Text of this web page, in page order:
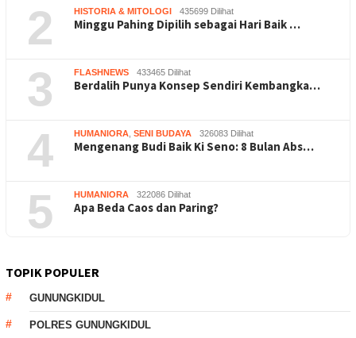
2 HISTORIA & MITOLOGI 435699 Dilihat
Minggu Pahing Dipilih sebagai Hari Baik …
3 FLASHNEWS 433465 Dilihat
Berdalih Punya Konsep Sendiri Kembangka…
4 HUMANIORA SENI BUDAYA 326083 Dilihat
Mengenang Budi Baik Ki Seno: 8 Bulan Abs…
5 HUMANIORA 322086 Dilihat
Apa Beda Caos dan Paring?
TOPIK POPULER
GUNUNGKIDUL
POLRES GUNUNGKIDUL